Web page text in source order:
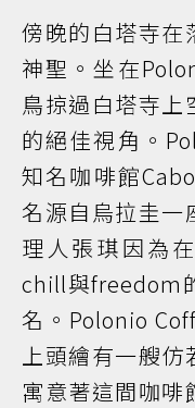
傍晚的白塔寺在
神聖。坐在
鳥掠過白塔寺上
的絕佳視角。
知名咖啡館
名源自烏拉圭一
理人張琪因為
chill與freedom
名。Polonio
上頭繪有一艘
寓意著這間咖啡